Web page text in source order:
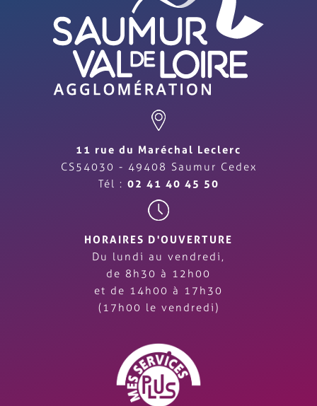
11 rue du Maréchal Leclerc
CS54030 - 49408 Saumur Cedex
Tél : 02 41 40 45 50
HORAIRES D'OUVERTURE
Du lundi au vendredi,
de 8h30 à 12h00
et de 14h00 à 17h30
(17h00 le vendredi)